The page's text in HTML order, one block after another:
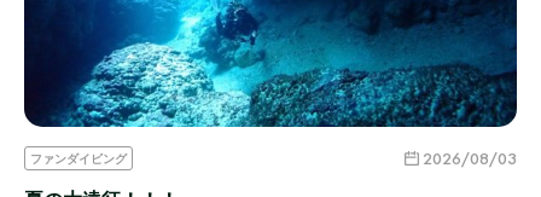
ファンダイビング 2026/08/03